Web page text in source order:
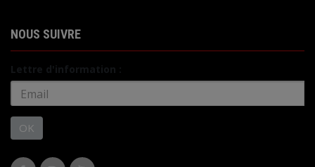
NOUS SUIVRE
Lettre d'information :
OK